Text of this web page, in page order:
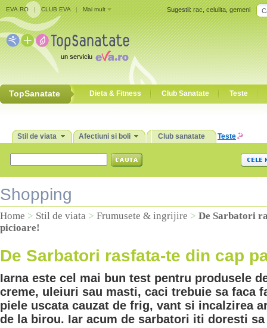
Sugestii: rac,celulita,gemeni
EVA.RO | CLUB EVA | Mai mult
un serviciu
TopSanatate Dieta & Fitness Club Sanatate Teste
Stil de viata Afectiuni si boli Club sanatate Teste
Shopping
Home > Stil de viata > Frumusete & ingrijire > De Sarbatori
picioare!
De Sarbatori rasfata-te din cap
Iarna este cel mai bun test pentru produsele
creme, uleiuri sau masti, caci trebuie sa faca
piele uscata cauzat de frig, vant si incalzirea
de la birou. Iar acum de sarbatori iti doresti